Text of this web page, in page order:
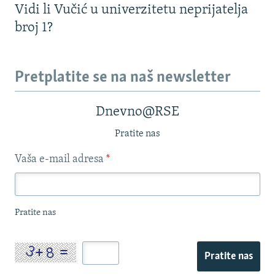
Vidi li Vučić u univerzitetu neprijatelja
broj 1?
Pretplatite se na naš newsletter
Dnevno@RSE
Pratite nas
Vaša e-mail adresa *
Pratite nas
Pratite nas